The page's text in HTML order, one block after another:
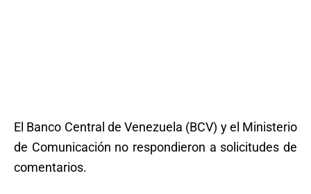
El Banco Central de Venezuela (BCV) y el Ministerio
de Comunicación no respondieron a solicitudes de
comentarios.